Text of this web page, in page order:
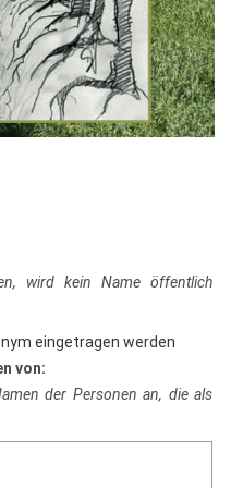
wird kein Name öffentlich
eingetragen werden
von:
der Personen an, die als